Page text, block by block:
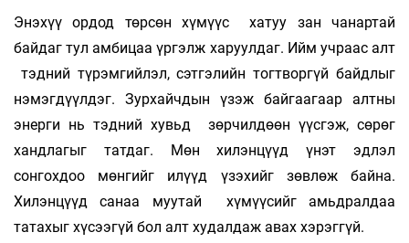
Энэхүү ордод төрсөн хүмүүс хатуу зан чанартай
байдаг тул амбицаа үргэлж харуулдаг. Ийм учраас алт
тэдний түрэмгийлэл, сэтгэлийн тогтворгүй байдлыг
нэмэгдүүлдэг. Зурхайчдын үзэж байгаагаар алтны
энерги нь тэдний хувьд зөрчилдөөн үүсгэж, сөрөг
хандлагыг татдаг. Мөн хилэнцүүд үнэт эдлэл
сонгохдоо мөнгийг илүүд үзэхийг зөвлөж байна.
Хилэнцүүд санаа муутай хүмүүсийг амьдралдаа
татахыг хүсээгүй бол алт худалдаж авах хэрэггүй.